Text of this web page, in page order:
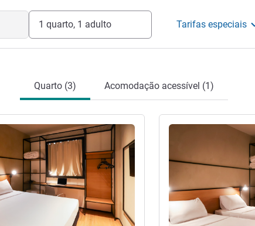
1 quarto, 1 adulto Tarifas especiais
Quarto (3) Acomodação acessível (1)
Ver detalhes